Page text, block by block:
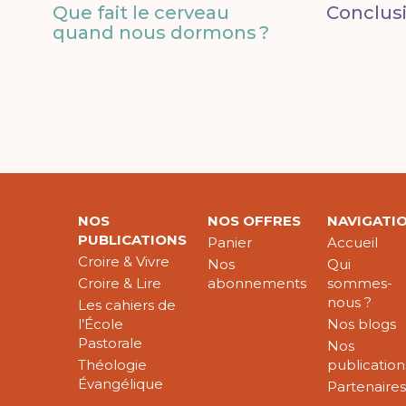
Que fait le cerveau
quand nous dormons ?
NOS
PUBLICATIONS
Croire & Vivre
Croire & Lire
Les cahiers de
l’École
Pastorale
Théologie
Évangélique
NOS OFFRES
Panier
Nos
abonnements
Accueil
Qui
sommes-
nous ?
Nos blogs
Nos
Partenaires